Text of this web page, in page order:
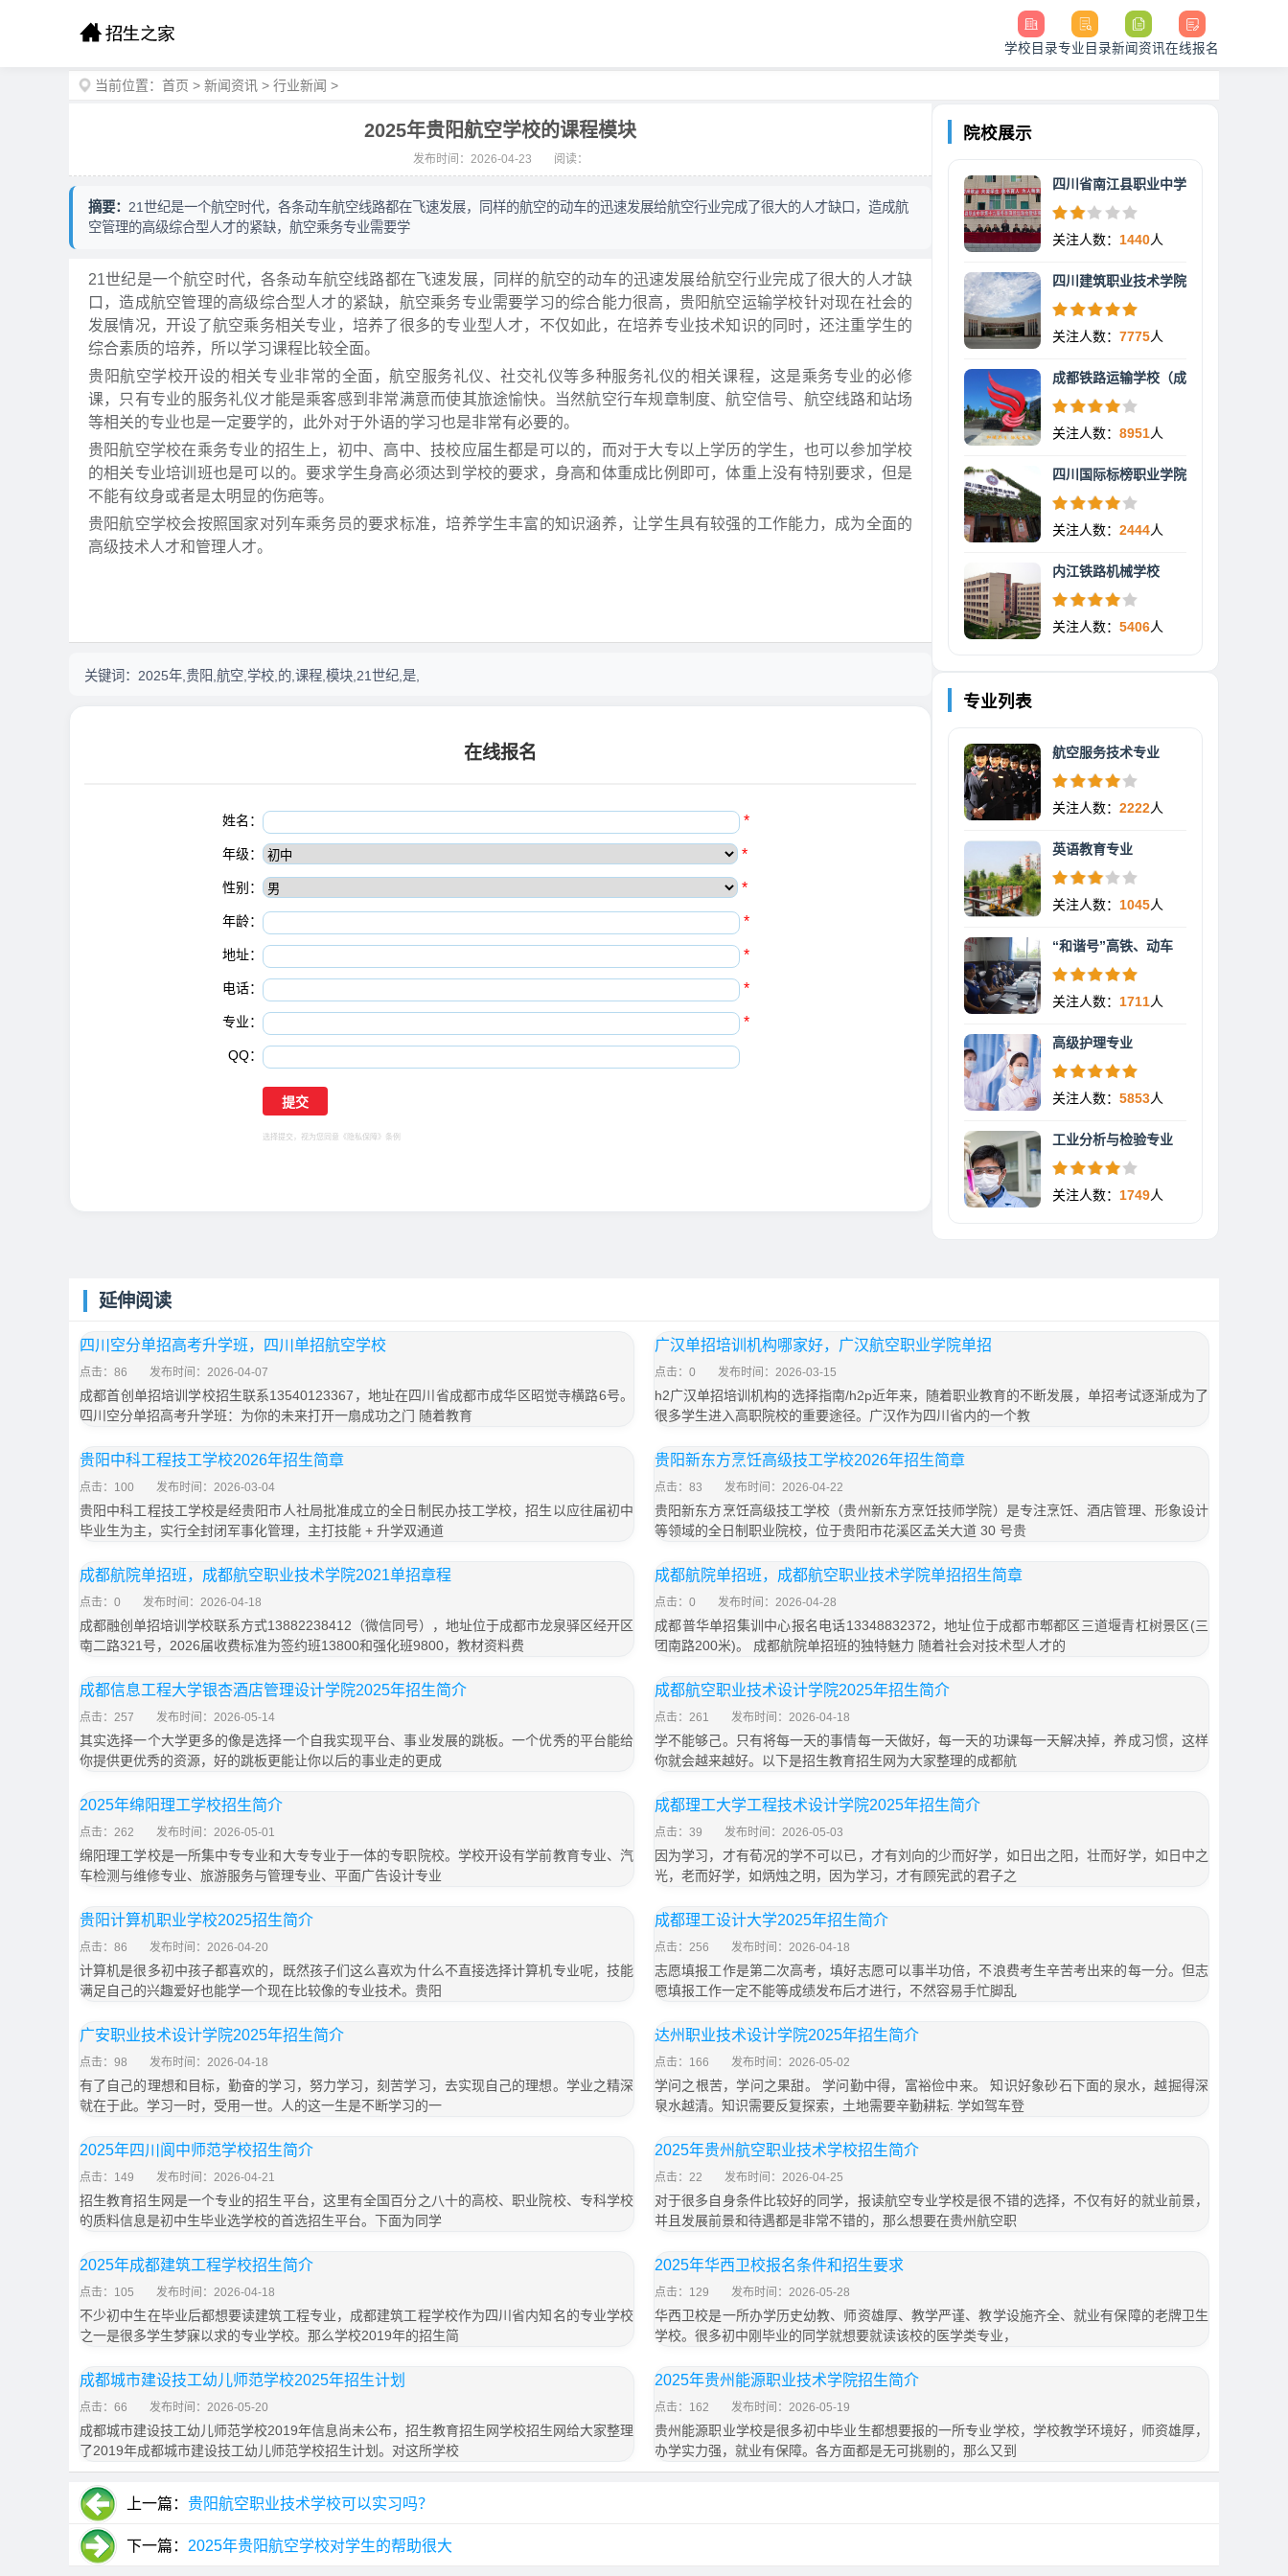
学校目录专业目录新闻资讯在线报名
当前位置： 首页 > 新闻资讯 > 行业新闻 >
2025年贵阳航空学校的课程模块
发布时间：2026-04-23 阅读：
摘要： 21世纪是一个航空时代，各条动车航空线路都在飞速发展，同样的航空的动车的迅速发展给航空行业完成了很大的人才缺口，造成航
空管理的高级综合型人才的紧缺，航空乘务专业需要学
21世纪是一个航空时代，各条动车航空线路都在飞速发展，同样的航空的动车的迅速发展给航空行业完成了很大的人才缺
口，造成航空管理的高级综合型人才的紧缺，航空乘务专业需要学习的综合能力很高，贵阳航空运输学校针对现在社会的
发展情况，开设了航空乘务相关专业，培养了很多的专业型人才，不仅如此，在培养专业技术知识的同时，还注重学生的
综合素质的培养，所以学习课程比较全面。
贵阳航空学校开设的相关专业非常的全面，航空服务礼仪、社交礼仪等多种服务礼仪的相关课程，这是乘务专业的必修
课，只有专业的服务礼仪才能是乘客感到非常满意而使其旅途愉快。当然航空行车规章制度、航空信号、航空线路和站场
等相关的专业也是一定要学的，此外对于外语的学习也是非常有必要的。
贵阳航空学校在乘务专业的招生上，初中、高中、技校应届生都是可以的，而对于大专以上学历的学生，也可以参加学校
的相关专业培训班也是可以的。要求学生身高必须达到学校的要求，身高和体重成比例即可，体重上没有特别要求，但是
不能有纹身或者是太明显的伤疤等。
贵阳航空学校会按照国家对列车乘务员的要求标准，培养学生丰富的知识涵养，让学生具有较强的工作能力，成为全面的
高级技术人才和管理人才。
关键词： 2025年,贵阳,航空,学校,的,课程,模块,21世纪,是,
在线报名
姓名： *
年级： *
性别： *
年龄： *
地址： *
电话： *
专业： *
QQ：
选择提交，视为您同意 《隐私保障》 条例
院校展示
四川省南江县职业中学
关注人数： 1440人
四川建筑职业技术学院
关注人数： 7775人
成都铁路运输学校（成
关注人数： 8951人
四川国际标榜职业学院
关注人数： 2444人
内江铁路机械学校
关注人数： 5406人
专业列表
航空服务技术专业
关注人数： 2222人
英语教育专业
关注人数： 1045人
“和谐号”高铁、动车
关注人数： 1711人
高级护理专业
关注人数： 5853人
工业分析与检验专业
关注人数： 1749人
延伸阅读
四川空分单招高考升学班，四川单招航空学校
点击：86 发布时间：2026-04-07
成都首创单招培训学校招生联系13540123367，地址在四川省成都市成华区昭觉寺横路6号。
四川空分单招高考升学班：为你的未来打开一扇成功之门 随着教育
广汉单招培训机构哪家好，广汉航空职业学院单招
点击：0 发布时间：2026-03-15
h2广汉单招培训机构的选择指南/h2p近年来，随着职业教育的不断发展，单招考试逐渐成为了
很多学生进入高职院校的重要途径。广汉作为四川省内的一个教
贵阳中科工程技工学校2026年招生简章
点击：100 发布时间：2026-03-04
贵阳中科工程技工学校是经贵阳市人社局批准成立的全日制民办技工学校，招生以应往届初中
毕业生为主，实行全封闭军事化管理，主打技能 + 升学双通道
贵阳新东方烹饪高级技工学校2026年招生简章
点击：83 发布时间：2026-04-22
贵阳新东方烹饪高级技工学校（贵州新东方烹饪技师学院）是专注烹饪、酒店管理、形象设计
等领域的全日制职业院校，位于贵阳市花溪区孟关大道 30 号贵
成都航院单招班，成都航空职业技术学院2021单招章程
点击：0 发布时间：2026-04-18
成都融创单招培训学校联系方式13882238412（微信同号），地址位于成都市龙泉驿区经开区
南二路321号，2026届收费标准为签约班13800和强化班9800，教材资料费
成都航院单招班，成都航空职业技术学院单招招生简章
点击：0 发布时间：2026-04-28
成都普华单招集训中心报名电话13348832372，地址位于成都市郫都区三道堰青杠树景区(三
团南路200米)。 成都航院单招班的独特魅力 随着社会对技术型人才的
成都信息工程大学银杏酒店管理设计学院2025年招生简介
点击：257 发布时间：2026-05-14
其实选择一个大学更多的像是选择一个自我实现平台、事业发展的跳板。一个优秀的平台能给
你提供更优秀的资源，好的跳板更能让你以后的事业走的更成
成都航空职业技术设计学院2025年招生简介
点击：261 发布时间：2026-04-18
学不能够己。只有将每一天的事情每一天做好，每一天的功课每一天解决掉，养成习惯，这样
你就会越来越好。以下是招生教育招生网为大家整理的成都航
2025年绵阳理工学校招生简介
点击：262 发布时间：2026-05-01
绵阳理工学校是一所集中专专业和大专专业于一体的专职院校。学校开设有学前教育专业、汽
车检测与维修专业、旅游服务与管理专业、平面广告设计专业
成都理工大学工程技术设计学院2025年招生简介
点击：39 发布时间：2026-05-03
因为学习，才有荀况的学不可以已，才有刘向的少而好学，如日出之阳，壮而好学，如日中之
光，老而好学，如炳烛之明，因为学习，才有顾宪武的君子之
贵阳计算机职业学校2025招生简介
点击：86 发布时间：2026-04-20
计算机是很多初中孩子都喜欢的，既然孩子们这么喜欢为什么不直接选择计算机专业呢，技能
满足自己的兴趣爱好也能学一个现在比较像的专业技术。贵阳
成都理工设计大学2025年招生简介
点击：256 发布时间：2026-04-18
志愿填报工作是第二次高考，填好志愿可以事半功倍，不浪费考生辛苦考出来的每一分。但志
愿填报工作一定不能等成绩发布后才进行，不然容易手忙脚乱
广安职业技术设计学院2025年招生简介
点击：98 发布时间：2026-04-18
有了自己的理想和目标，勤奋的学习，努力学习，刻苦学习，去实现自己的理想。学业之精深
就在于此。学习一时，受用一世。人的这一生是不断学习的一
达州职业技术设计学院2025年招生简介
点击：166 发布时间：2026-05-02
学问之根苦，学问之果甜。 学问勤中得，富裕俭中来。 知识好象砂石下面的泉水，越掘得深
泉水越清。知识需要反复探索，土地需要辛勤耕耘. 学如驾车登
2025年四川阆中师范学校招生简介
点击：149 发布时间：2026-04-21
招生教育招生网是一个专业的招生平台，这里有全国百分之八十的高校、职业院校、专科学校
的质料信息是初中生毕业选学校的首选招生平台。下面为同学
2025年贵州航空职业技术学校招生简介
点击：22 发布时间：2026-04-25
对于很多自身条件比较好的同学，报读航空专业学校是很不错的选择，不仅有好的就业前景，
并且发展前景和待遇都是非常不错的，那么想要在贵州航空职
2025年成都建筑工程学校招生简介
点击：105 发布时间：2026-04-18
不少初中生在毕业后都想要读建筑工程专业，成都建筑工程学校作为四川省内知名的专业学校
之一是很多学生梦寐以求的专业学校。那么学校2019年的招生简
2025年华西卫校报名条件和招生要求
点击：129 发布时间：2026-05-28
华西卫校是一所办学历史幼教、师资雄厚、教学严谨、教学设施齐全、就业有保障的老牌卫生
学校。很多初中刚毕业的同学就想要就读该校的医学类专业，
成都城市建设技工幼儿师范学校2025年招生计划
点击：66 发布时间：2026-05-20
成都城市建设技工幼儿师范学校2019年信息尚未公布，招生教育招生网学校招生网给大家整理
了2019年成都城市建设技工幼儿师范学校招生计划。对这所学校
2025年贵州能源职业技术学院招生简介
点击：162 发布时间：2026-05-19
贵州能源职业学校是很多初中毕业生都想要报的一所专业学校，学校教学环境好，师资雄厚，
办学实力强，就业有保障。各方面都是无可挑剔的，那么又到
上一篇： 贵阳航空职业技术学校可以实习吗？
下一篇： 2025年贵阳航空学校对学生的帮助很大